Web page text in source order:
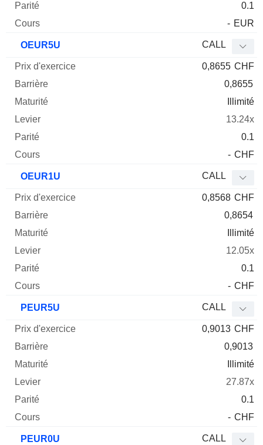
0.1
- EUR
OEUR5U CALL
0,8655 CHF
0,8655
Illimité
13.24x
0.1
- CHF
OEUR1U CALL
0,8568 CHF
0,8654
Illimité
12.05x
0.1
- CHF
PEUR5U CALL
0,9013 CHF
0,9013
Illimité
27.87x
0.1
- CHF
PEUR0U CALL